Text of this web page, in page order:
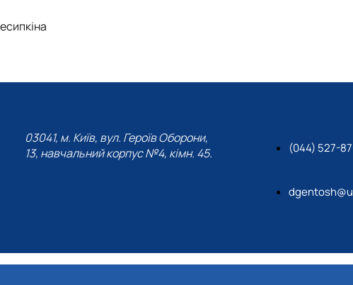
03041, м. Київ, вул. Героїв Оборони,
13, навчальний корпус №4, кімн. 45.
(044) 527-